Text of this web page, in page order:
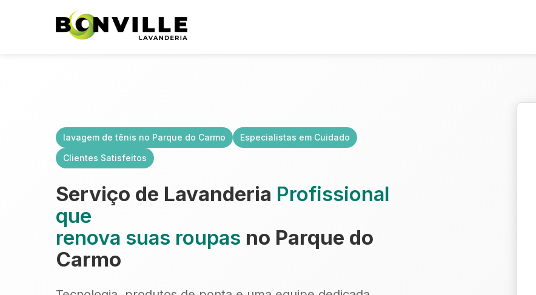
lavagem de tênis no Parque do Carmo
Especialistas em Cuidado
Clientes Satisfeitos
Serviço de Lavanderia Profissional
que
renova suas roupas no Parque do
Carmo